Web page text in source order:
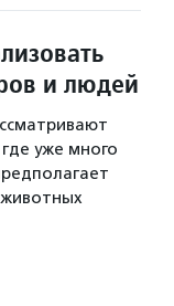
и людей
уже много